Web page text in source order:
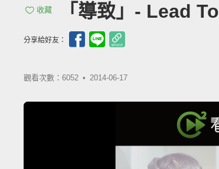
收藏 「導致」- Lead To
分享給好友：
觀看次數：6052 • 2014-06-17